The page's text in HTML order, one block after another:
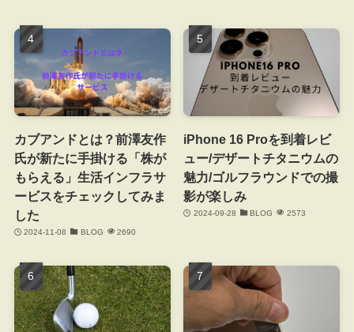
カブアンドとは？前澤友作
氏が新たに手掛ける「株が
もらえる」生活インフラサ
ービスをチェックしてみま
した
2024-11-08 BLOG 2690
iPhone 16 Proを到着レビ
ュー/デザートチタニウムの
魅力/ゴルフラウンドでの撮
影が楽しみ
2024-09-28 BLOG 2573